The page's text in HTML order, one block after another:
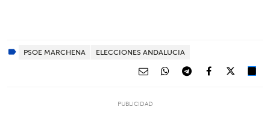
PSOE MARCHENA ELECCIONES ANDALUCIA